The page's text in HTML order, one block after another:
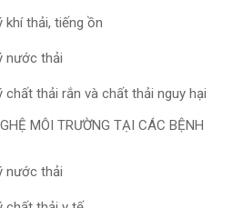
khí thải, tiếng ồn
nước thải
chất thải rắn và chất thải nguy hại
MÔI TRƯỜNG TẠI CÁC BỆNH
nước thải